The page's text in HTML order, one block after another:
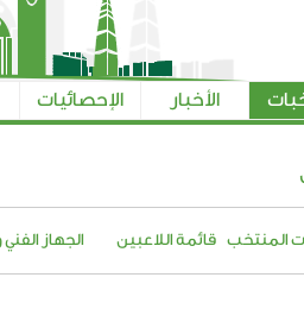
الأخبار الإحصائيات
المنتخب قائمة اللاعبين الجهاز الفني